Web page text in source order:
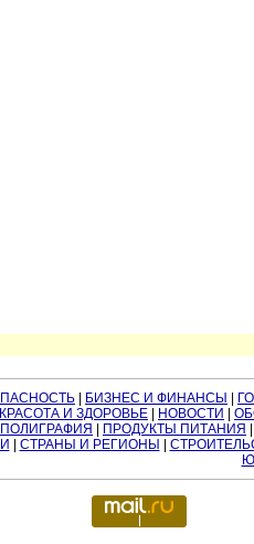
БИЗНЕС И ФИНАНСЫ
И ЗДОРОВЬЕ НОВОСТИ
ПОЛИГРАФИЯ ПРОДУКТЫ ПИТАНИЯ
СТРАНЫ И РЕГИОНЫ